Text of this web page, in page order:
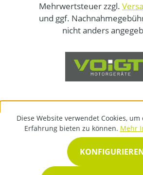
Mehrwertsteuer zzgl.
und ggf.
nicht anders
Diese Website verwendet Cookies,
Erfahrung bieten zu können. Mehr